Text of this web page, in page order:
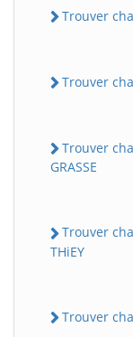
Trouver
Trouver
Trouver
GRASSE
Trouver
THiEY
Trouver